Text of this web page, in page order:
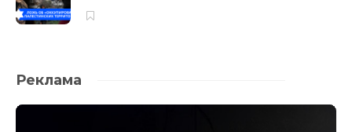
Реклама